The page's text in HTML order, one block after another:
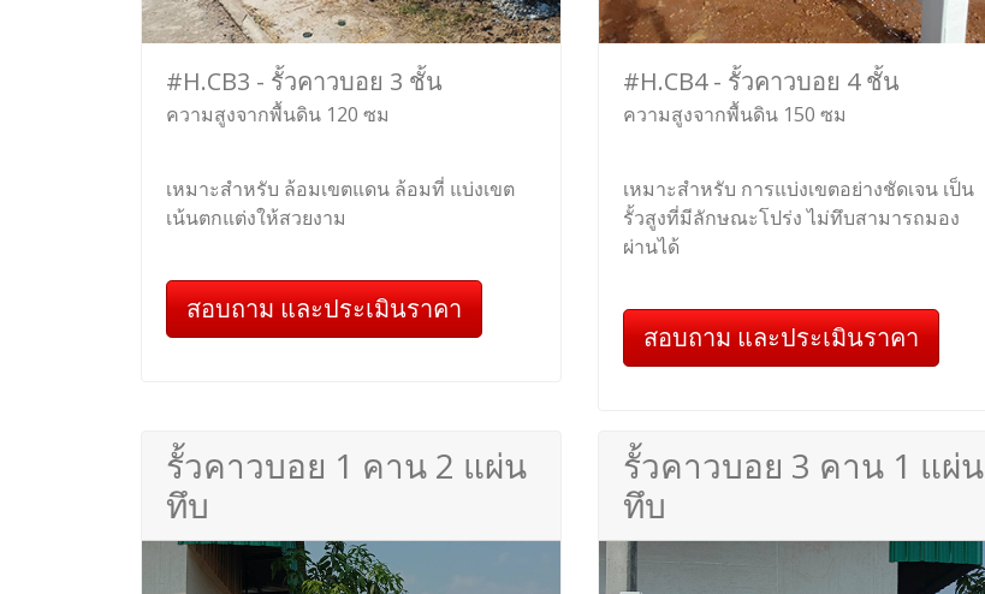
#H.CB3 - รั้วคาวบอย 3 ชั้น
ความสูงจากพื้นดิน 120 ซม
เหมาะสำหรับ ล้อมเขตแดน ล้อมที่ แบ่งเขต
เน้นตกแต่งให้สวยงาม
สอบถาม และประเมินราคา
#H.CB4 - รั้วคาวบอย 4 ชั้น
ความสูงจากพื้นดิน 150 ซม
เหมาะสำหรับ การแบ่งเขตอย่างชัดเจน เป็น
รั้วสูงที่มีลักษณะโปร่ง ไม่ทึบสามารถมอง
ผ่านได้
สอบถาม และประเมินราคา
รั้วคาวบอย 1 คาน 2 แผ่น
ทึบ
รั้วคาวบอย 3 คาน 1 แผ่น
ทึบ